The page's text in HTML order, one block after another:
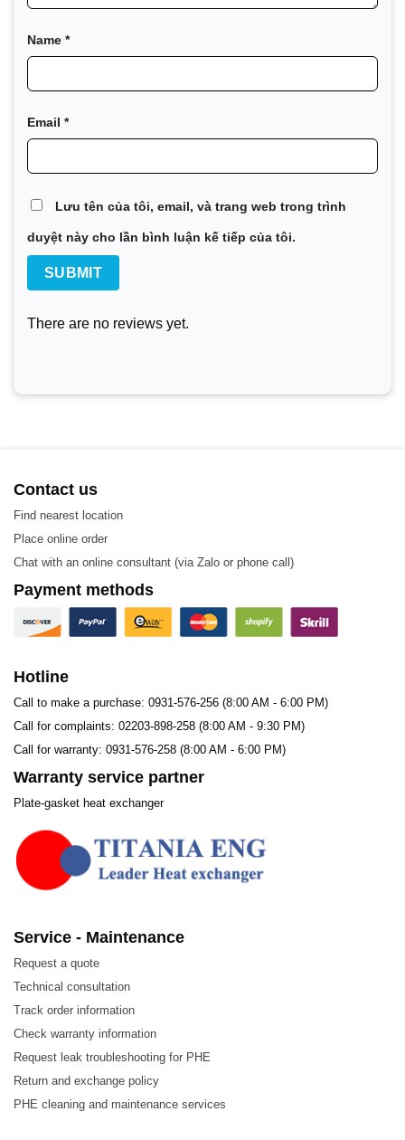
bền vững, nhằm cung cấp các giải pháp hiệu quả năng
Các Model của Alfa Laval
Xem catalogue chi tiết các model sản phẩm thiết bị trao
LavalTẠI ĐÂY
Name *
Email *
Lưu tên của tôi, email, và trang web trong trình
duyệt này cho lần bình luận kế tiếp của tôi.
There are no reviews yet.
Contact us
Find nearest location
Place online order
Chat with an online consultant (via Zalo or phone call)
Payment methods
Hotline
Call to make a purchase: 0931-576-256 (8:00 AM - 6:00 PM)
Call for complaints: 02203-898-258 (8:00 AM - 9:30 PM)
Call for warranty: 0931-576-258 (8:00 AM - 6:00 PM)
Warranty service partner
Plate-gasket heat exchanger
Service - Maintenance
Request a quote
Technical consultation
Track order information
Check warranty information
Request leak troubleshooting for PHE
Return and exchange policy
PHE cleaning and maintenance services